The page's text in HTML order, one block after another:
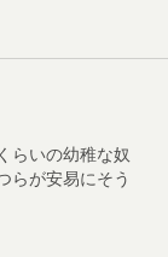
らいの幼稚な奴
らが安易にそう